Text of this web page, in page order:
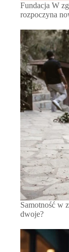
Fundacja W
rozpoczyna
Samotność w
dwoje?